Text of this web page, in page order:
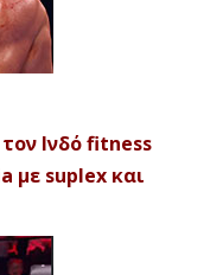
Ινδό fitness
με suplex και